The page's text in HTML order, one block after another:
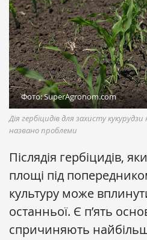
Фото: SuperAgronom.com
Дія гербіцидів для захисту
названо проблеми
Післядія гербіцидів,
площі під
культуру може
останньої. Є п’ять
спричиняють